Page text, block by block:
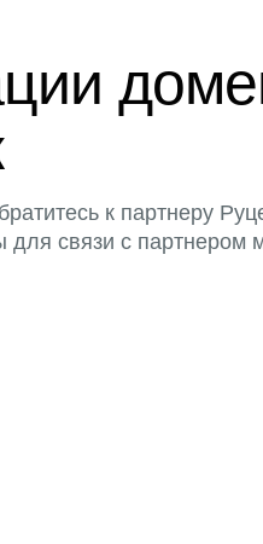
к партнеру
для связи с партнером